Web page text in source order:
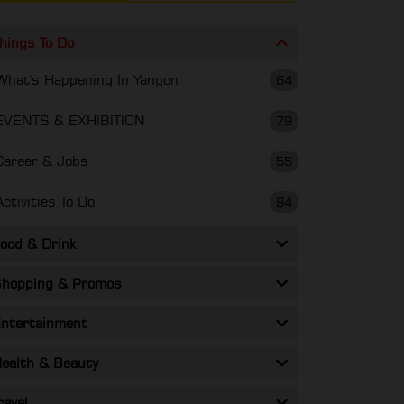
To Do
64
Happening In Yangon
79
& EXHIBITION
55
& Jobs
84
To Do
& Drink
& Promos
& Beauty